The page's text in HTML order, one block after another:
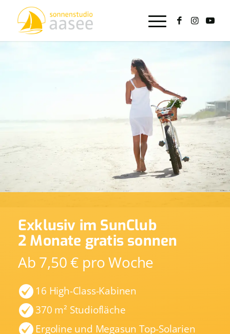
Exklusiv im SunClub
2 Monate gratis sonnen
Ab 7,50 € pro Woche
16 High-Class-Kabinen
370 m² Studiofläche
Ergoline und Megasun Top-Solarien